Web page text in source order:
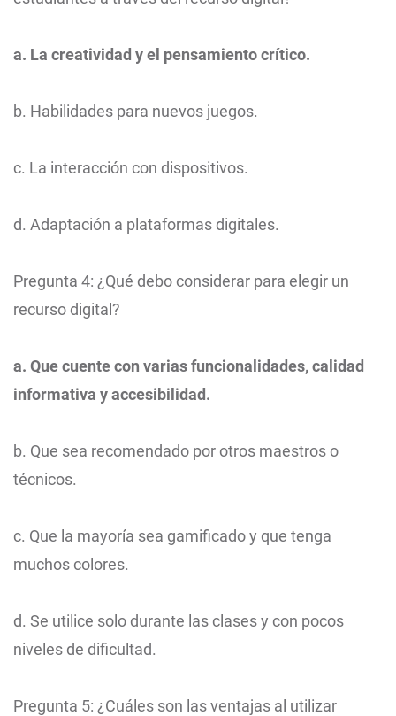
a. La creatividad y el pensamiento crítico.
b. Habilidades para nuevos juegos.
c. La interacción con dispositivos.
d. Adaptación a plataformas digitales.
Pregunta 4: ¿Qué debo considerar para elegir un
recurso digital?
a. Que cuente con varias funcionalidades, calidad
informativa y accesibilidad.
b. Que sea recomendado por otros maestros o
técnicos.
c. Que la mayoría sea gamificado y que tenga
muchos colores.
d. Se utilice solo durante las clases y con pocos
niveles de dificultad.
Pregunta 5: ¿Cuáles son las ventajas al utilizar